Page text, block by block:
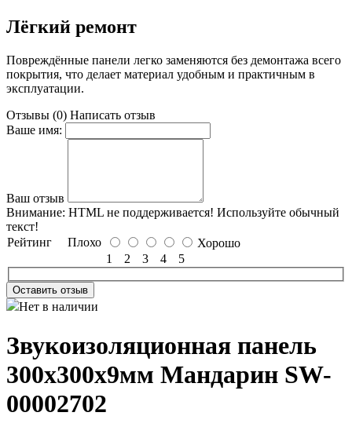
Лёгкий ремонт
Повреждённые панели легко заменяются без демонтажа всего
покрытия, что делает материал удобным и практичным в
эксплуатации.
Отзывы (0) Написать отзыв
Ваше имя:
Ваш отзыв
Внимание: HTML не поддерживается! Используйте обычный
текст!
Рейтинг Плохо
Хорошо
1
2 3 4 5
Оставить отзыв
Нет в наличии
Звукоизоляционная панель
300х300х9мм Мандарин SW-
00002702